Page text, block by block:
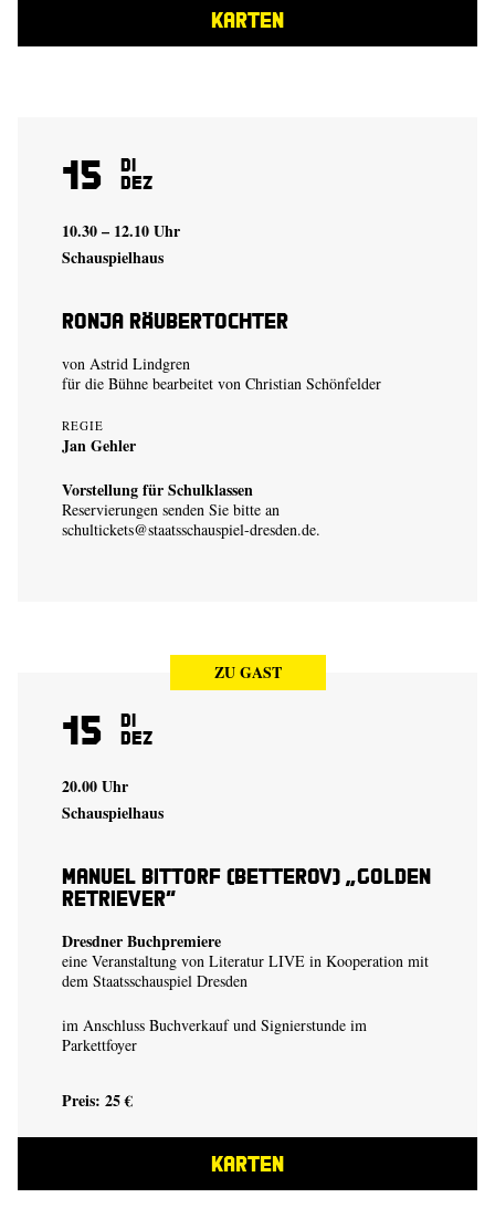
KARTEN
15 Di
Dez
10.30 – 12.10 Uhr
Schauspielhaus
Ronja Räubertochter
von Astrid Lindgren
für die Bühne bearbeitet von Christian Schönfelder
REGIE
Jan Gehler
Vorstellung für Schulklassen
Reservierungen senden Sie bitte an
schultickets@staatsschauspiel-dresden.de.
ZU GAST
15 Di
Dez
20.00 Uhr
Schauspielhaus
Manuel Bittorf (Betterov) „Golden
Retriever“
Dresdner Buchpremiere
eine Veranstaltung von Literatur LIVE in Kooperation mit
dem Staatsschauspiel Dresden
im Anschluss Buchverkauf und Signierstunde im
Parkettfoyer
Preis: 25 €
KARTEN